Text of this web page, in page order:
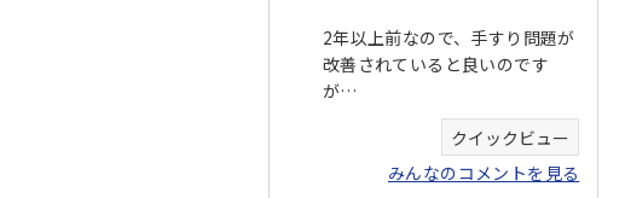
2年以上前なので、手すり問題が
改善されていると良いのです
が…
クイックビュー
みんなのコメントを見る